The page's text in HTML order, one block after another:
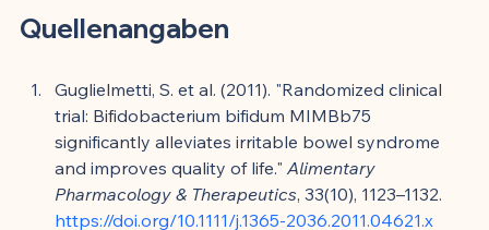
Quellenangaben
Guglielmetti, S. et al. (2011). "Randomized clinical
trial: Bifidobacterium bifidum MIMBb75
significantly alleviates irritable bowel syndrome
and improves quality of life." Alimentary
Pharmacology & Therapeutics, 33(10), 1123–1132.
https://doi.org/10.1111/j.1365-2036.2011.04621.x